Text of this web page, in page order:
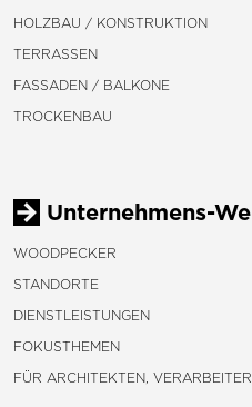
HOLZBAU / KONSTRUKTION
TERRASSEN
FASSADEN / BALKONE
TROCKENBAU
Unternehmens-
WOODPECKER
STANDORTE
DIENSTLEISTUNGEN
FOKUSTHEMEN
FÜR ARCHITEKTEN,